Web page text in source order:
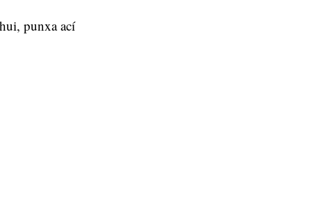
hui,punxa ací